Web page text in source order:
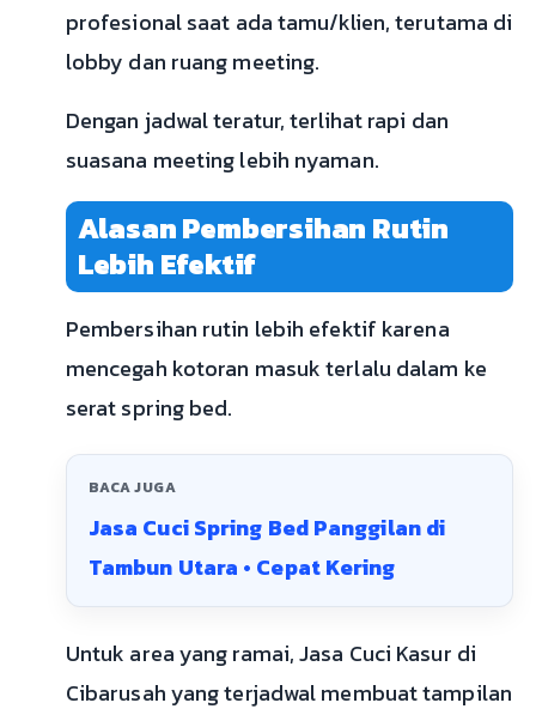
profesional saat ada tamu/klien, terutama di
lobby dan ruang meeting.
Dengan jadwal teratur, terlihat rapi dan
suasana meeting lebih nyaman.
Alasan Pembersihan Rutin
Lebih Efektif
Pembersihan rutin lebih efektif karena
mencegah kotoran masuk terlalu dalam ke
serat spring bed.
BACA JUGA
Jasa Cuci Spring Bed Panggilan di
Tambun Utara • Cepat Kering
Untuk area yang ramai, Jasa Cuci Kasur di
Cibarusah yang terjadwal membuat tampilan